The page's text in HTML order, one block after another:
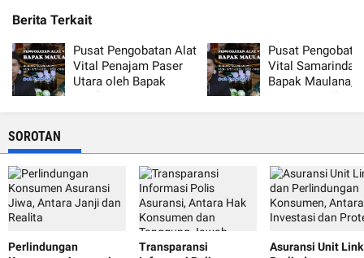
Berita Terkait
Pusat Pengobatan Alat
Vital Penajam Paser
Utara oleh Bapak
Maulana, Terpercaya
Pusat
Vital Samarinda
Bapak Maulana,
Terpercaya dan
SOROTAN
Perlindungan
Transparansi
Asuransi Unit